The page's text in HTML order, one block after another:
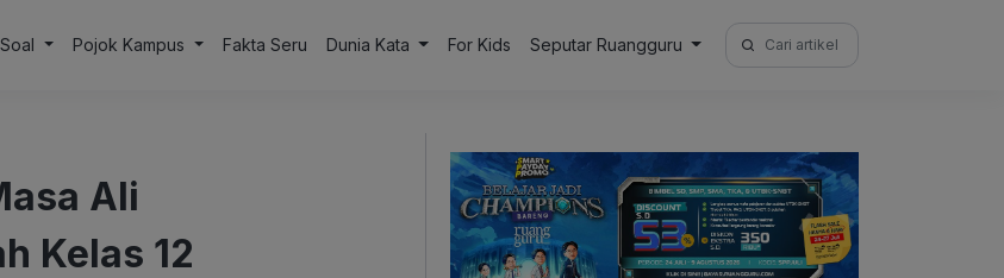
Pojok Kampus Fakta Seru Dunia Kata For Kids Seputar Ruangguru
Search
for:
Ali
Kelas 12